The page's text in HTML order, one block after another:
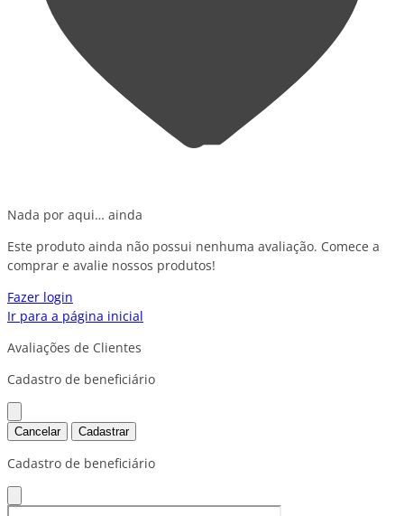
Nada por aqui… ainda
Este produto ainda não possui nenhuma avaliação. Comece a
comprar e avalie nossos produtos!
Fazer login
Ir para a página inicial
Avaliações de Clientes
Cadastro de beneficiário
Cancelar Cadastrar
Cadastro de beneficiário